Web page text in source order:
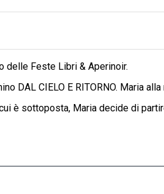
delle Feste Libri & Aperinoir.
DAL CIELO E RITORNO. Maria
è sottoposta, Maria decide di